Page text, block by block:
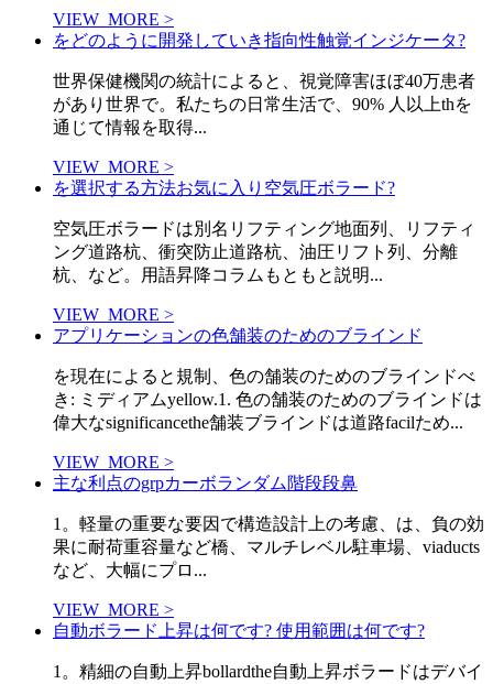
VIEW_MORE >
をどのように開発していき指向性触覚インジケータ?
世界保健機関の統計によると、視覚障害ほぼ40万患者
があり世界で。私たちの日常生活で、90% 人以上thを
通じて情報を取得...
VIEW_MORE >
を選択する方法お気に入り空気圧ボラード?
空気圧ボラードは別名リフティング地面列、リフティ
ング道路杭、衝突防止道路杭、油圧リフト列、分離
杭、など。用語昇降コラムもともと説明...
VIEW_MORE >
アプリケーションの色舗装のためのブラインド
を現在によると規制、色の舗装のためのブラインドべ
き: ミディアムyellow.1. 色の舗装のためのブラインドは
偉大なsignificancethe舗装ブラインドは道路facilため...
VIEW_MORE >
主な利点のgrpカーボランダム階段段鼻
1。軽量の重要な要因で構造設計上の考慮、は、負の効
果に耐荷重容量など橋、マルチレベル駐車場、viaducts
など、大幅にプロ...
VIEW_MORE >
自動ボラード上昇は何です? 使用範囲は何です?
1。精細の自動上昇bollardthe自動上昇ボラードはデバイ